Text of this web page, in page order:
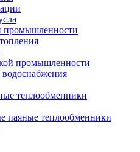
промышленности
промышленности
водоснабжения
теплообменники
паяные теплообменники